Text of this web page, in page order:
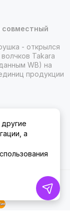
совместный
- открылся
Takara
WB) на
продукции
а